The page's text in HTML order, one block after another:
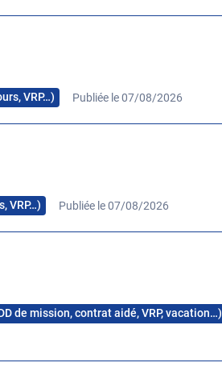
VRP…) Publiée le 07/08/2026
VRP…) Publiée le 07/08/2026
de mission, contrat aidé, VRP, vacation…)